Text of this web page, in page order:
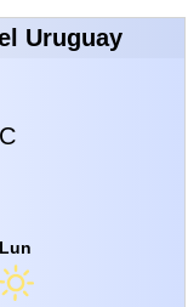
Uruguay
C
Lun